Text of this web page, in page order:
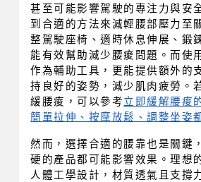
甚至可能影響駕駛的專注力與安
到合適的方法來減輕腰部壓力至
整駕駛座椅、適時休息伸展、鍛
能有效幫助減少腰痠問題。而使
作為輔助工具，更能提供額外的
持良好的姿勢，減少肌肉疲勞。
緩腰痠，可以參考立即緩解腰痠
簡單拉伸、按摩放鬆、調整坐姿
然而，選擇合適的腰靠也是關鍵
硬的產品都可能影響效果。理想
人體工學設計，材質透氣且支撐